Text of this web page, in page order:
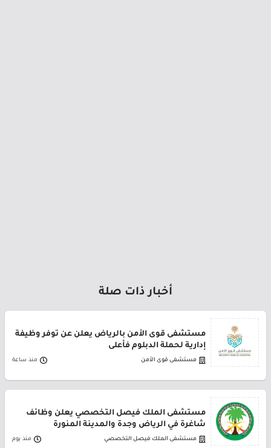
أخبار ذات صلة
مستشفى قوى الأمن بالرياض يعلن عن توفر وظيفة
إدارية لحملة الدبلوم فأعلى
مستشفى قوى الأمن منذ ساعة
مستشفى الملك فيصل التخصصي يعلن وظائف
شاغرة في الرياض وجدة والمدينة المنورة
مستشفى الملك فيصل التخصصي منذ يوم